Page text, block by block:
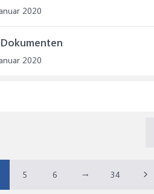
2020
2020
5 6 → 34